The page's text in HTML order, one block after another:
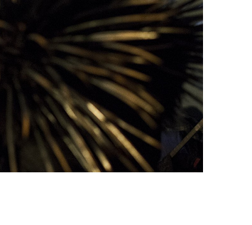
LIFESTYLE
Gainsbourg, toute une vie :
documentaire plus Ginsburg que
Gainsbarre à ne pas manquer sur